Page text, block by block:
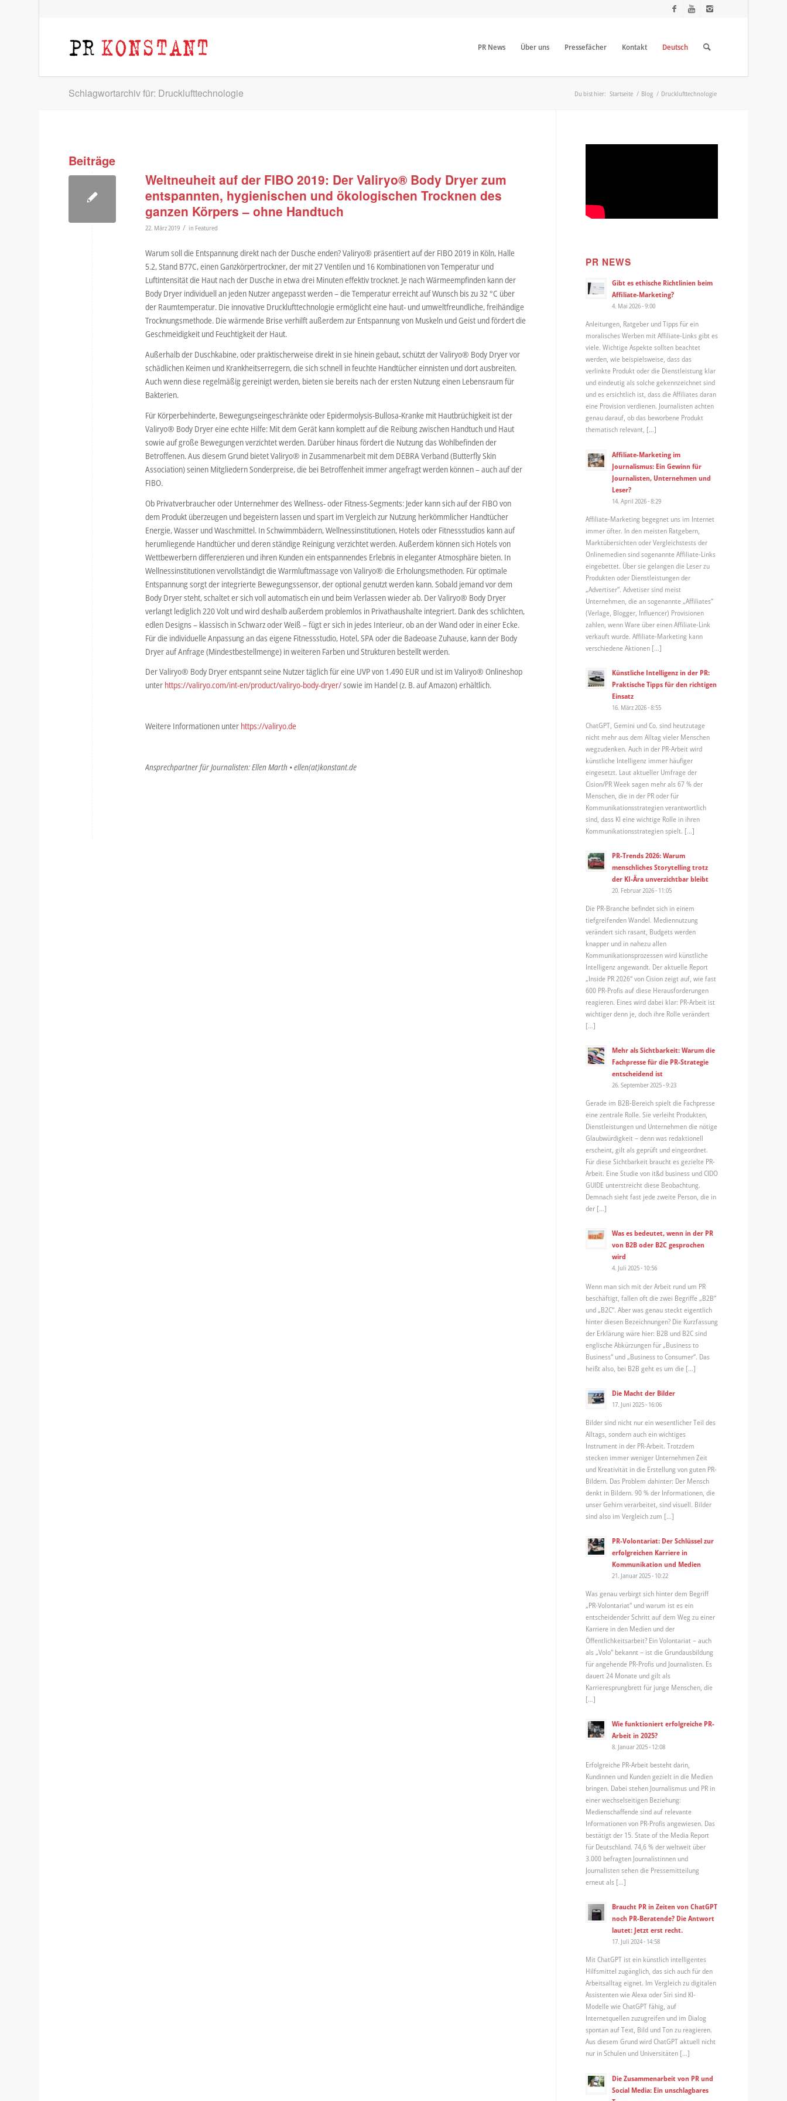
PR News Über uns Pressefächer Kontakt Deutsch
Schlagwortarchiv für: Drucklufttechnologie Du bist hier: Startseite / Blog / Drucklufttechnologie
Beiträge
Weltneuheit auf der FIBO 2019: Der Valiryo® Body Dryer zum
entspannten, hygienischen und ökologischen Trocknen des
ganzen Körpers – ohne Handtuch
22. März 2019 / in Featured
Warum soll die Entspannung direkt nach der Dusche enden? Valiryo® präsentiert auf der FIBO 2019 in Köln, Halle
5.2, Stand B77C, einen Ganzkörpertrockner, der mit 27 Ventilen und 16 Kombinationen von Temperatur und
Luftintensität die Haut nach der Dusche in etwa drei Minuten effektiv trocknet. Je nach Wärmeempfinden kann der
Body Dryer individuell an jeden Nutzer angepasst werden – die Temperatur erreicht auf Wunsch bis zu 32 °C über
der Raumtemperatur. Die innovative Drucklufttechnologie ermöglicht eine haut- und umweltfreundliche, freihändige
Trocknungsmethode. Die wärmende Brise verhilft außerdem zur Entspannung von Muskeln und Geist und fördert die
Geschmeidigkeit und Feuchtigkeit der Haut.
Außerhalb der Duschkabine, oder praktischerweise direkt in sie hinein gebaut, schützt der Valiryo® Body Dryer vor
schädlichen Keimen und Krankheitserregern, die sich schnell in feuchte Handtücher einnisten und dort ausbreiten.
Auch wenn diese regelmäßig gereinigt werden, bieten sie bereits nach der ersten Nutzung einen Lebensraum für
Bakterien.
Für Körperbehinderte, Bewegungseingeschränkte oder Epidermolysis-Bullosa-Kranke mit Hautbrüchigkeit ist der
Valiryo® Body Dryer eine echte Hilfe: Mit dem Gerät kann komplett auf die Reibung zwischen Handtuch und Haut
sowie auf große Bewegungen verzichtet werden. Darüber hinaus fördert die Nutzung das Wohlbefinden der
Betroffenen. Aus diesem Grund bietet Valiryo® in Zusammenarbeit mit dem DEBRA Verband (Butterfly Skin
Association) seinen Mitgliedern Sonderpreise, die bei Betroffenheit immer angefragt werden können – auch auf der
FIBO.
Ob Privatverbraucher oder Unternehmer des Wellness- oder Fitness-Segments: Jeder kann sich auf der FIBO von
dem Produkt überzeugen und begeistern lassen und spart im Vergleich zur Nutzung herkömmlicher Handtücher
Energie, Wasser und Waschmittel. In Schwimmbädern, Wellnessinstitutionen, Hotels oder Fitnessstudios kann auf
herumliegende Handtücher und deren ständige Reinigung verzichtet werden. Außerdem können sich Hotels von
Wettbewerbern differenzieren und ihren Kunden ein entspannendes Erlebnis in eleganter Atmosphäre bieten. In
Wellnessinstitutionen vervollständigt die Warmluftmassage von Valiryo® die Erholungsmethoden. Für optimale
Entspannung sorgt der integrierte Bewegungssensor, der optional genutzt werden kann. Sobald jemand vor dem
Body Dryer steht, schaltet er sich voll automatisch ein und beim Verlassen wieder ab. Der Valiryo® Body Dryer
verlangt lediglich 220 Volt und wird deshalb außerdem problemlos in Privathaushalte integriert. Dank des schlichten,
edlen Designs – klassisch in Schwarz oder Weiß – fügt er sich in jedes Interieur, ob an der Wand oder in einer Ecke.
Für die individuelle Anpassung an das eigene Fitnessstudio, Hotel, SPA oder die Badeoase Zuhause, kann der Body
Dryer auf Anfrage (Mindestbestellmenge) in weiteren Farben und Strukturen bestellt werden.
Der Valiryo® Body Dryer entspannt seine Nutzer täglich für eine UVP von 1.490 EUR und ist im Valiryo® Onlineshop
unter https://valiryo.com/int-en/product/valiryo-body-dryer/sowie im Handel (z. B. auf Amazon) erhältlich.
Weitere Informationen unter https://valiryo.de
Ansprechpartner für Journalisten: Ellen Marth • ellen(at)konstant.de
PR NEWS
Gibt es ethische Richtlinien beim
Affiliate-Marketing?
4. Mai 2026 - 9:00
Anleitungen, Ratgeber und Tipps für ein
moralisches Werben mit Affiliate-Links gibt es
viele. Wichtige Aspekte sollten beachtet
werden, wie beispielsweise, dass das
verlinkte Produkt oder die Dienstleistung klar
und eindeutig als solche gekennzeichnet sind
und es ersichtlich ist, dass die Affiliates daran
eine Provision verdienen. Journalisten achten
genau darauf, ob das beworbene Produkt
thematisch relevant, […]
Affiliate-Marketing im
Journalismus: Ein Gewinn für
Journalisten, Unternehmen und
Leser?
14. April 2026 - 8:29
Affiliate-Marketing begegnet uns im Internet
immer öfter. In den meisten Ratgebern,
Marktübersichten oder Vergleichstests der
Onlinemedien sind sogenannte Affiliate-Links
eingebettet. Über sie gelangen die Leser zu
Produkten oder Dienstleistungen der
„Advertiser“. Advetiser sind meist
Unternehmen, die an sogenannte „Affiliates“
(Verlage, Blogger, Influencer) Provisionen
zahlen, wenn Ware über einen Affiliate-Link
verkauft wurde. Affiliate-Marketing kann
verschiedene Aktionen […]
Künstliche Intelligenz in der PR:
Praktische Tipps für den richtigen
Einsatz
16. März 2026 - 8:55
ChatGPT, Gemini und Co. sind heutzutage
nicht mehr aus dem Alltag vieler Menschen
wegzudenken. Auch in der PR-Arbeit wird
künstliche Intelligenz immer häufiger
eingesetzt. Laut aktueller Umfrage der
Cision/PR Week sagen mehr als 67 % der
Menschen, die in der PR oder für
Kommunikationsstrategien verantwortlich
sind, dass KI eine wichtige Rolle in ihren
Kommunikationsstrategien spielt. […]
PR-Trends 2026: Warum
menschliches Storytelling trotz
der KI-Ära unverzichtbar bleibt
20. Februar 2026 - 11:05
Die PR-Branche befindet sich in einem
tiefgreifenden Wandel. Mediennutzung
verändert sich rasant, Budgets werden
knapper und in nahezu allen
Kommunikationsprozessen wird künstliche
Intelligenz angewandt. Der aktuelle Report
„Inside PR 2026“ von Cision zeigt auf, wie fast
600 PR-Profis auf diese Herausforderungen
reagieren. Eines wird dabei klar: PR-Arbeit ist
wichtiger denn je, doch ihre Rolle verändert
[…]
Mehr als Sichtbarkeit: Warum die
Fachpresse für die PR-Strategie
entscheidend ist
26. September 2025 - 9:23
Gerade im B2B-Bereich spielt die Fachpresse
eine zentrale Rolle. Sie verleiht Produkten,
Dienstleistungen und Unternehmen die nötige
Glaubwürdigkeit – denn was redaktionell
erscheint, gilt als geprüft und eingeordnet.
Für diese Sichtbarkeit braucht es gezielte PR-
Arbeit. Eine Studie von it&d business und CIDO
GUIDE unterstreicht diese Beobachtung.
Demnach sieht fast jede zweite Person, die in
der […]
Was es bedeutet, wenn in der PR
von B2B oder B2C gesprochen
wird
4. Juli 2025 - 10:56
Wenn man sich mit der Arbeit rund um PR
beschäftigt, fallen oft die zwei Begriffe „B2B“
und „B2C“. Aber was genau steckt eigentlich
hinter diesen Bezeichnungen? Die Kurzfassung
der Erklärung wäre hier: B2B und B2C sind
englische Abkürzungen für „Business to
Business“ und „Business to Consumer“. Das
heißt also, bei B2B geht es um die […]
Die Macht der Bilder
17. Juni 2025 - 16:06
Bilder sind nicht nur ein wesentlicher Teil des
Alltags, sondern auch ein wichtiges
Instrument in der PR-Arbeit. Trotzdem
stecken immer weniger Unternehmen Zeit
und Kreativität in die Erstellung von guten PR-
Bildern. Das Problem dahinter: Der Mensch
denkt in Bildern. 90 % der Informationen, die
unser Gehirn verarbeitet, sind visuell. Bilder
sind also im Vergleich zum […]
PR-Volontariat: Der Schlüssel zur
erfolgreichen Karriere in
Kommunikation und Medien
21. Januar 2025 - 10:22
Was genau verbirgt sich hinter dem Begriff
„PR-Volontariat“ und warum ist es ein
entscheidender Schritt auf dem Weg zu einer
Karriere in den Medien und der
Öffentlichkeitsarbeit? Ein Volontariat – auch
als „Volo“ bekannt – ist die Grundausbildung
für angehende PR-Profis und Journalisten. Es
dauert 24 Monate und gilt als
Karrieresprungbrett für junge Menschen, die
[…]
Wie funktioniert erfolgreiche PR-
Arbeit in 2025?
8. Januar 2025 - 12:08
Erfolgreiche PR-Arbeit besteht darin,
Kundinnen und Kunden gezielt in die Medien
bringen. Dabei stehen Journalismus und PR in
einer wechselseitigen Beziehung:
Medienschaffende sind auf relevante
Informationen von PR-Profis angewiesen. Das
bestätigt der 15. State of the Media Report
für Deutschland. 74,6 % der weltweit über
3.000 befragten Journalistinnen und
Journalisten sehen die Pressemitteilung
erneut als […]
Braucht PR in Zeiten von ChatGPT
noch PR-Beratende? Die Antwort
lautet: Jetzt erst recht.
17. Juli 2024 - 14:58
Mit ChatGPT ist ein künstlich intelligentes
Hilfsmittel zugänglich, das sich auch für den
Arbeitsalltag eignet. Im Vergleich zu digitalen
Assistenten wie Alexa oder Siri sind KI-
Modelle wie ChatGPT fähig, auf
Internetquellen zuzugreifen und im Dialog
spontan auf Text, Bild und Ton zu reagieren.
Aus diesem Grund wird ChatGPT aktuell nicht
nur in Schulen und Universitäten […]
Die Zusammenarbeit von PR und
Social Media: Ein unschlagbares